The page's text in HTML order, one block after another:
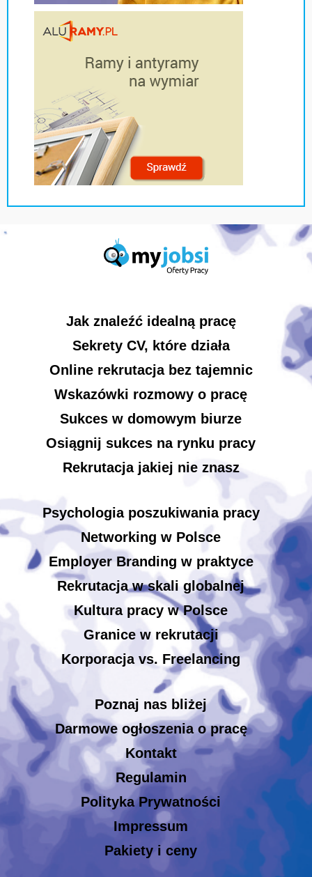
Jak znaleźć idealną pracę
Sekrety CV, które działa
Online rekrutacja bez tajemnic
Wskazówki rozmowy o pracę
Sukces w domowym biurze
Osiągnij sukces na rynku pracy
Rekrutacja jakiej nie znasz
Psychologia poszukiwania pracy
Networking w Polsce
Employer Branding w praktyce
Rekrutacja w skali globalnej
Kultura pracy w Polsce
Granice w rekrutacji
Korporacja vs. Freelancing
Poznaj nas bliżej
Darmowe ogłoszenia o pracę
Kontakt
Regulamin
Polityka Prywatności
Impressum
Pakiety i ceny